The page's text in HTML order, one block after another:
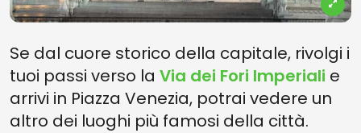
Se dal cuore storico della capitale, rivolgi i
tuoi passi verso la Via dei Fori Imperiali e
arrivi in Piazza Venezia, potrai vedere un
altro dei luoghi più famosi della città.